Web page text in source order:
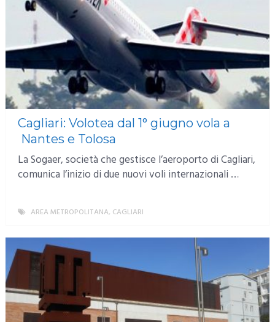
Cagliari: Volotea dal 1° giugno vola a
Nantes e Tolosa
La Sogaer, società che gestisce l’aeroporto di Cagliari,
comunica l’inizio di due nuovi voli internazionali …
AREA METROPOLITANA, CAGLIARI